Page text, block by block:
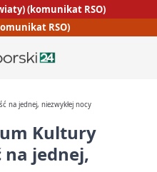
(komunikat RSO)
RSO)
na jednej, niezwykłej nocy
Kultury
na jednej,